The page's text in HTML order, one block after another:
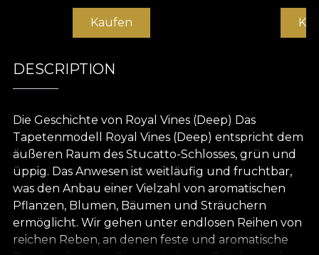
Kaufen
DESCRIPTION
Die Geschichte von Royal Vines (Deep) Das
Tapetenmodell Royal Vines (Deep) entspricht dem
äußeren Raum des Stucatto-Schlosses, grün und
üppig. Das Anwesen ist weitläufig und fruchtbar,
was den Anbau einer Vielzahl von aromatischen
Pflanzen, Blumen, Bäumen und Sträuchern
ermöglicht. Wir gehen unter endlosen Reihen von
reichen Reben, an denen feste und aromatische